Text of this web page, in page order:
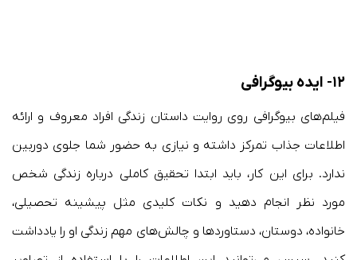
۱۲- ایده بیوگرافی
فیلم‌های بیوگرافی روی روایت داستان زندگی افراد معروف و ارائه
اطلاعات جذاب تمرکز داشته و نیازی به حضور شما جلوی دوربین
ندارد. برای این کار، باید ابتدا تحقیق کاملی درباره زندگی شخص
مورد نظر انجام دهید و نکات کلیدی مثل پیشینه تحصیلی،
خانواده، دوستان، دستاوردها و چالش‌های مهم زندگی او را یادداشت